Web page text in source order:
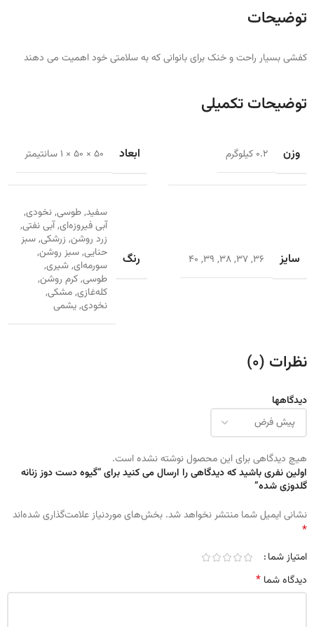
توضیحات
کفشی بسیار راحت و خنک برای بانوانی که به سلامتی خود اهمیت می دهند
توضیحات تکمیلی
وزن 0.2 کیلوگرم ابعاد 50 × 50 × 1 سانتیمتر
سایز 36
,
37
,
38
,
39
,
40 رنگ
سفید,طوسی,نخودی,
آبی فیروزه‌ای,آبی نفتی,
زرد روشن, زرشکی,سبز
حنایی,سبز روشن,
سورمه‌ای,شیری,
طوسی,کرم روشن,
کله‌غازی,مشکی,
نخودی,یشمی
نظرات (0)
دیدگاهها
هیچ دیدگاهی برای این محصول نوشته نشده است.
اولین نفری باشید که دیدگاهی را ارسال می کنید برای “گیوه دست دوز زنانه
گلدوزی شده”
نشانی ایمیل شما منتشر نخواهد شد. بخش‌های موردنیاز علامت‌گذاری شده‌اند
*
امتیاز شما
دیدگاه شما *